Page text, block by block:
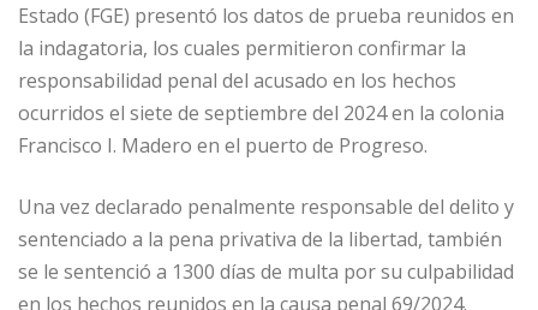
Estado (FGE) presentó los datos de prueba reunidos en
la indagatoria, los cuales permitieron confirmar la
responsabilidad penal del acusado en los hechos
ocurridos el siete de septiembre del 2024 en la colonia
Francisco I. Madero en el puerto de Progreso.
Una vez declarado penalmente responsable del delito y
sentenciado a la pena privativa de la libertad, también
se le sentenció a 1300 días de multa por su culpabilidad
en los hechos reunidos en la causa penal 69/2024.